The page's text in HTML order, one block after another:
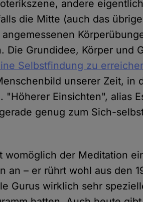
andere
die Mitte (auch das
Die Grundidee, Körper und
Selbstfindung zu
unserer Zeit, in
"Höherer Einsichten", alias
genug zum Sich-
womöglich der Meditation
an – er rührt wohl aus den
Gurus wirklich sehr